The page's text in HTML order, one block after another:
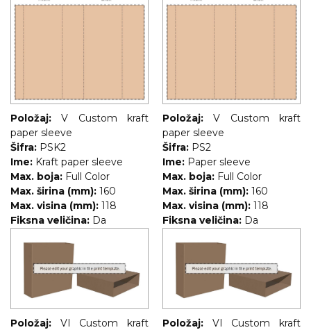
Položaj:
V Custom kraft
paper sleeve
Šifra: PSK2
Ime: Kraft paper sleeve
Max. boja: Full Color
Max. širina (mm): 160
Max. visina (mm): 118
Fiksna veličina: Da
Položaj:
V Custom kraft
paper sleeve
Šifra: PS2
Ime: Paper sleeve
Max. boja: Full Color
Max. širina (mm): 160
Max. visina (mm): 118
Fiksna veličina: Da
Položaj:
VI Custom kraft
Položaj:
VI Custom kraft